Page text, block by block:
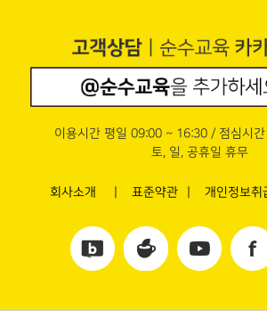
이용시간 평일 09:00 ~ 16:30 / 점심시
토, 일, 공휴일 휴무
회사소개 표준약관 개인정보취